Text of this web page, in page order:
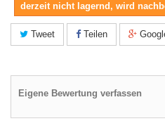
derzeit nicht lagernd, wird
Tweet Teilen
Eigene Bewertung verfassen